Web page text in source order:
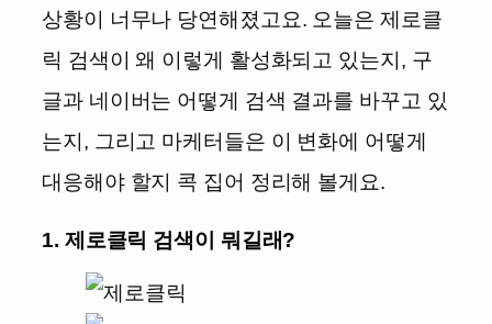
상황이 너무나 당연해졌고요. 오늘은 제로클
릭 검색이 왜 이렇게 활성화되고 있는지, 구
글과 네이버는 어떻게 검색 결과를 바꾸고 있
는지, 그리고 마케터들은 이 변화에 어떻게
대응해야 할지 콕 집어 정리해 볼게요.
1. 제로클릭 검색이 뭐길래?